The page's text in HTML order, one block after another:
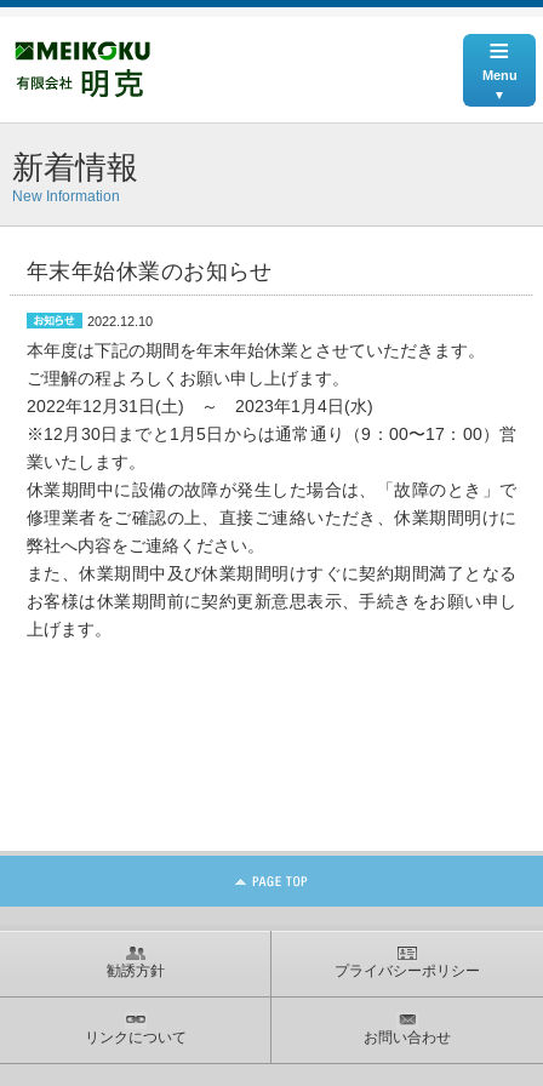
≡
Menu
新着情報
New Information
年末年始休業のお知らせ
2022.12.10
本年度は下記の期間を年末年始休業とさせていただきます。
ご理解の程よろしくお願い申し上げます。
2022年12月31日(土) ～ 2023年1月4日(水)
※12月30日までと1月5日からは通常通り（9：00〜17：00）営
業いたします。
休業期間中に設備の故障が発生した場合は、「故障のとき」で
修理業者をご確認の上、直接ご連絡いただき、休業期間明けに
弊社へ内容をご連絡ください。
また、休業期間中及び休業期間明けすぐに契約期間満了となる
お客様は休業期間前に契約更新意思表示、手続きをお願い申し
上げます。
勧誘方針 プライバシーポリシー
リンクについて お問い合わせ